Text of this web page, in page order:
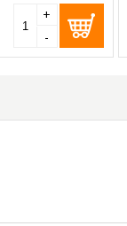
-
+